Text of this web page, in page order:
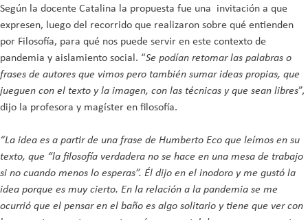
Según la docente Catalina la propuesta fue una invitación a que
expresen, luego del recorrido que realizaron sobre qué entienden
por Filosofía, para qué nos puede servir en este contexto de
pandemia y aislamiento social. “Se podían retomar las palabras o
frases de autores que vimos pero también sumar ideas propias, que
jueguen con el texto y la imagen, con las técnicas y que sean libres”,
dijo la profesora y magíster en filosofía.
“La idea es a partir de una frase de Humberto Eco que leímos en su
texto, que “la filosofía verdadera no se hace en una mesa de trabajo
si no cuando menos lo esperas”. Él dijo en el inodoro y me gustó la
idea porque es muy cierto. En la relación a la pandemia se me
ocurrió que el pensar en el baño es algo solitario y tiene que ver con